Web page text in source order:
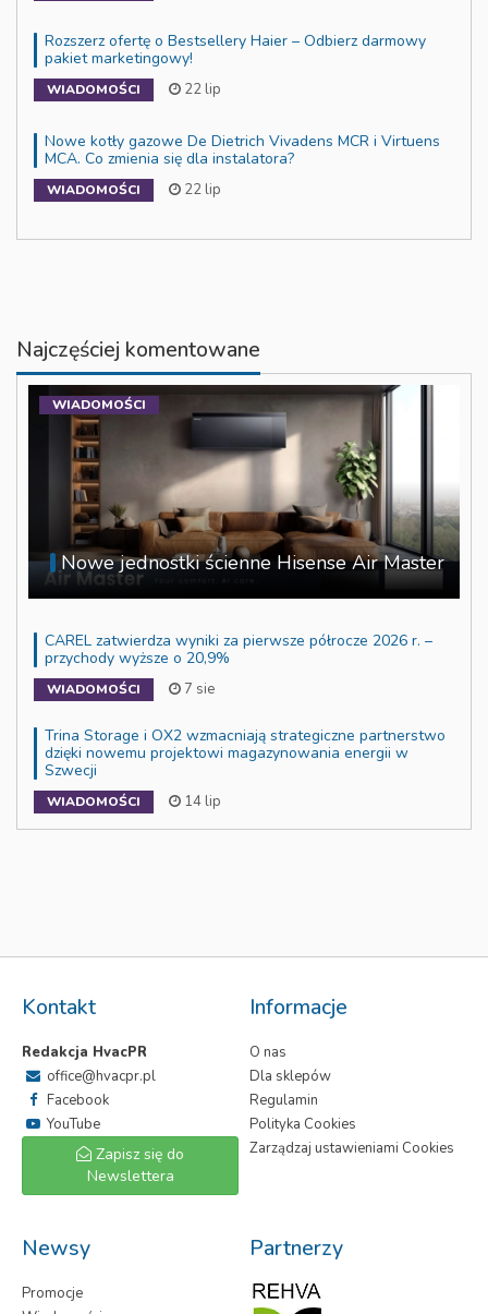
Rozszerz ofertę o Bestsellery Haier – Odbierz darmowy
pakiet marketingowy!
WIADOMOŚCI 22 lip
Nowe kotły gazowe De Dietrich Vivadens MCR i Virtuens
MCA. Co zmienia się dla instalatora?
WIADOMOŚCI 22 lip
Najczęściej komentowane
Nowe jednostki ścienne Hisense Air Master
WIADOMOŚCI
CAREL zatwierdza wyniki za pierwsze półrocze 2026 r. –
przychody wyższe o 20,9%
WIADOMOŚCI 7 sie
Trina Storage i OX2 wzmacniają strategiczne partnerstwo
dzięki nowemu projektowi magazynowania energii w
Szwecji
WIADOMOŚCI 14 lip
Kontakt
Redakcja HvacPR
office@hvacpr.pl
Facebook
YouTube
Zapisz się do
Newslettera
Informacje
O nas
Dla sklepów
Regulamin
Polityka Cookies
Zarządzaj ustawieniami Cookies
Newsy
Promocje
Partnerzy